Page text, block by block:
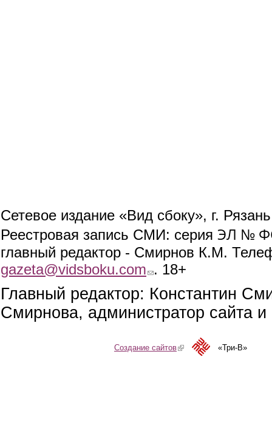
Сетевое издание «Вид сбоку», г.
Реестровая запись СМИ: серия ЭЛ №
главный редактор - Смирнов К.М.
gazeta@vidsboku.com (link sends e-mail)
. 18+
Главный редактор: Константин
Смирнова, администратор сайта
Создание сайтов(link is external)«Три-В»